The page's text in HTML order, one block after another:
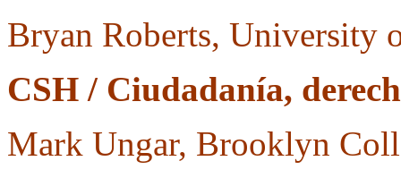
Bryan Roberts, University
CSH / Ciudadanía,
Mark Ungar, Brooklyn